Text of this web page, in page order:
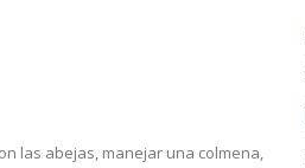
las abejas, manejar una colmena,